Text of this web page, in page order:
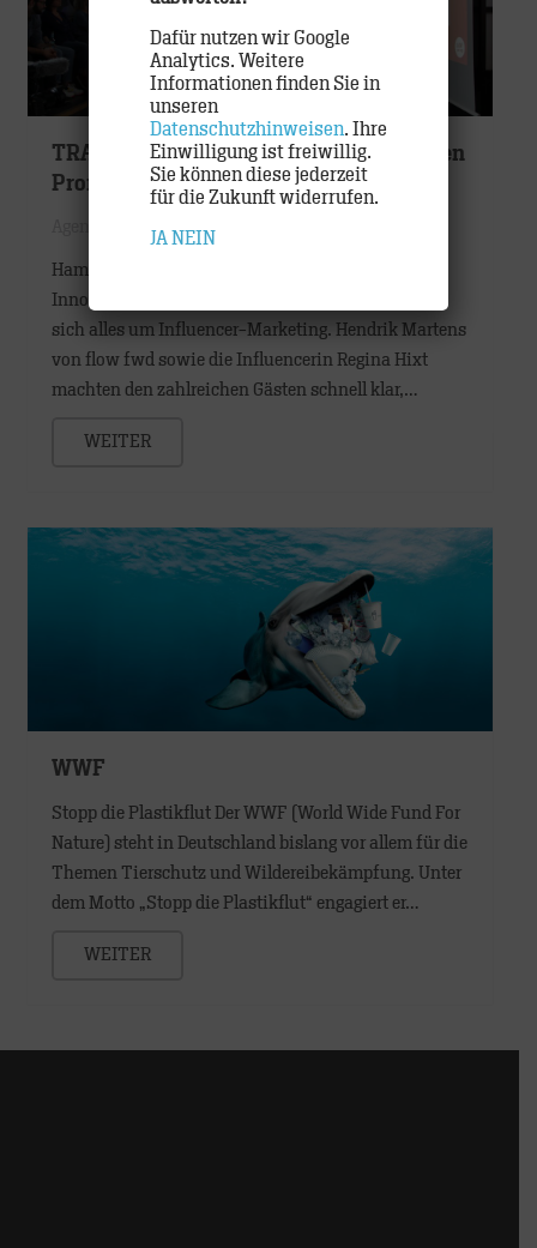
TRACK Forward: Influencer sind die neuen
Promis Plus
Hamburg, Juli 2018: Bei der vierten
Innovationsveranstaltung TRACK Forward drehte
sich alles um Influencer-Marketing. Hendrik Martens
von flow fwd sowie die Influencerin Regina Hixt
machten den zahlreichen Gästen schnell klar,…
WEITER
WWF
Stopp die Plastikflut Der WWF (World Wide Fund For
Nature) steht in Deutschland bislang vor allem für die
Themen Tierschutz und Wildereibekämpfung. Unter
dem Motto „Stopp die Plastikflut“ engagiert er…
WEITER
Dafür nutzen wir Google
Analytics. Weitere
Informationen finden Sie in
unseren
Datenschutzhinweisen. Ihre
Einwilligung ist freiwillig.
Sie können diese jederzeit
für die Zukunft widerrufen.
JA NEIN